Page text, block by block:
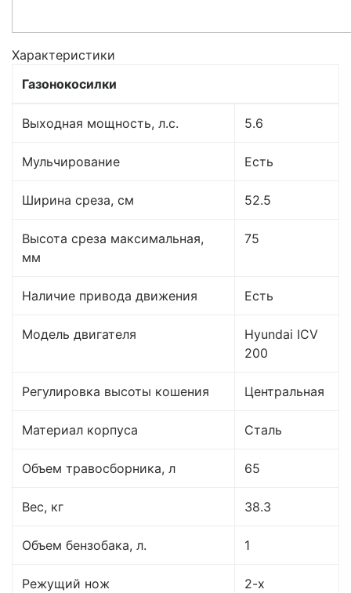
Характеристики
Газонокосилки
Выходная мощность, л.с. 5.6
Мульчирование Есть
Ширина среза, см 52.5
Высота среза максимальная,
мм
75
Наличие привода движения Есть
Модель двигателя
Hyundai ICV
200
Регулировка высоты кошения Центральная
Материал корпуса Сталь
Объем травосборника, л 65
Вес, кг 38.3
Объем бензобака, л. 1
Режущий нож
2-х